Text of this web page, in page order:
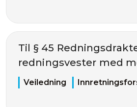
Til § 45
redningsvester med
Veiledning